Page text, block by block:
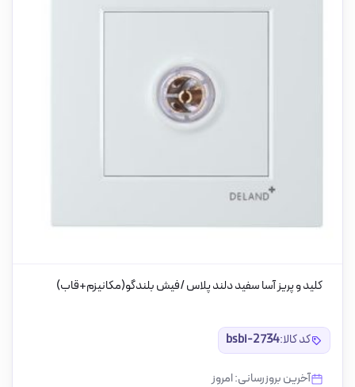
کلید و پریز آسا سفید دلند پلاس /فیش بلندگو(مکانیزم+قاب)
کد کالا:bsbi-2734
آخرین بروزرسانی: امروز